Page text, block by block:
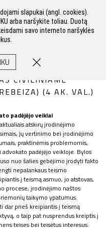
CIVILINIAME
(4 AK. VAL.)
padėjėjo veiklai
atskirų įrodinėjimo
jų vertinimo bei įrodinėjimo
praktinėmis problemomis,
padėjėjo veikloje. Bylos
nuo šalies gebėjimo įrodyti fakto
nepalankaus teismo
į teismą asmuo, jo atstovas,
procese, įrodinėjimo naštos
taikymo ypatumus.
dar prieš kreipiantis į teismą
o taip pat nusprendus kreiptis į
teises bei teisėtus interesus.
slapukai (angl. cookies).
arba naršykite toliau. Duotą
savo interneto naršyklės